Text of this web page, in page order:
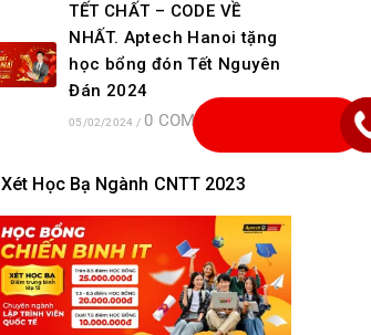
TẾT CHẤT – CODE VỀ
NHẤT. Aptech Hanoi tặng
học bổng đón Tết Nguyên
Đán 2024
05/02/2024 / 0 COMMENTS
Xét Học Bạ Ngành CNTT 2023